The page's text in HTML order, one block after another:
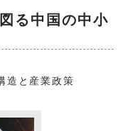
る中国の中小
造と産業政策